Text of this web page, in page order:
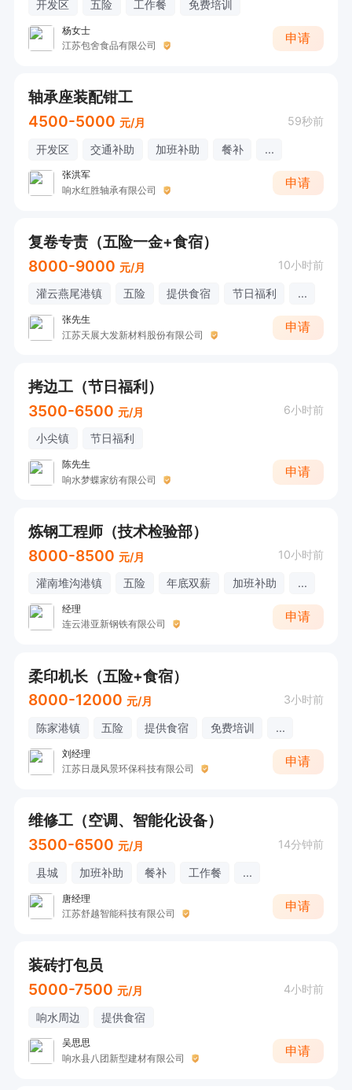
开发区 五险 工作餐 免费培训
杨女士
江苏包舍食品有限公司
申请
轴承座装配钳工
4500-5000 元/月 59秒前
开发区 交通补助 加班补助 餐补 ...
张洪军
响水红胜轴承有限公司
申请
复卷专责（五险一金+食宿）
8000-9000 元/月 10小时前
灌云燕尾港镇 五险 提供食宿 节日福利 ...
张先生
江苏天展大发新材料股份有限公司
申请
拷边工（节日福利）
3500-6500 元/月 6小时前
小尖镇 节日福利
陈先生
响水梦蝶家纺有限公司
申请
炼钢工程师（技术检验部）
8000-8500 元/月 10小时前
灌南堆沟港镇 五险 年底双薪 加班补助 ...
经理
连云港亚新钢铁有限公司
申请
柔印机长（五险+食宿）
8000-12000 元/月 3小时前
陈家港镇 五险 提供食宿 免费培训 ...
刘经理
江苏日晟风景环保科技有限公司
申请
维修工（空调、智能化设备）
3500-6500 元/月 14分钟前
县城 加班补助 餐补 工作餐 ...
唐经理
江苏舒越智能科技有限公司
申请
装砖打包员
5000-7500 元/月 4小时前
响水周边 提供食宿
吴思思
响水县八团新型建材有限公司
申请